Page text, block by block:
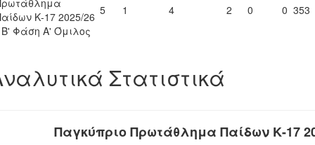
Κ-17 2025/26
Φάση Α' Όμιλος
5 1 4 2 0 0 353
Στατιστικά
Παγκύπριο Πρωτάθλημα Παίδων Κ-17